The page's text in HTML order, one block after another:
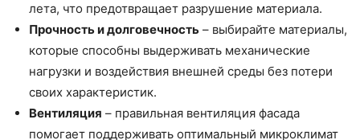
лета, что предотвращает разрушение материала.
Прочность и долговечность – выбирайте материалы,
которые способны выдерживать механические
нагрузки и воздействия внешней среды без потери
своих характеристик.
Вентиляция – правильная вентиляция фасада
помогает поддерживать оптимальный микроклимат